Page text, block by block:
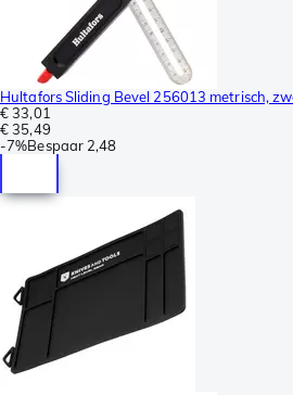
Hultafors Sliding Bevel 256013 metrisch,
€ 33,01
€ 35,49
-7%Bespaar 2,48